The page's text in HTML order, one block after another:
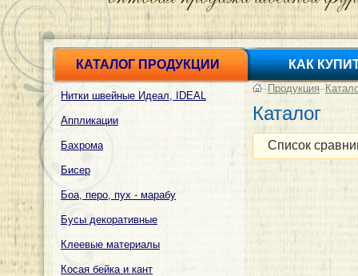
КАТАЛОГ ПРОДУКЦИИ КАК
Нитки швейные Идеал, IDEAL
Аппликации
Бахрома
Бисер
Боа, перо, пух - марабу
Бусы декоративные
Клеевые материалы
Косая бейка и кант
–Продукция–
Каталог
Список